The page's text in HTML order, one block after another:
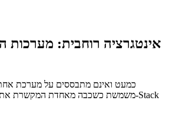
אינטגרציה רוחבית: מערכות